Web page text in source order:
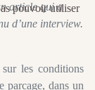
article qui a
d’une interview.
les conditions
parcage, dans un
pouvoir utiliser